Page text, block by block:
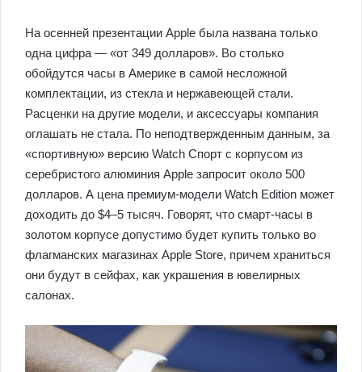
На осенней презентации Apple была названа только
одна цифра — «от 349 долларов». Во столько
обойдутся часы в Америке в самой несложной
комплектации, из стекла и нержавеющей стали.
Расценки на другие модели, и аксессуары компания
оглашать не стала. По неподтвержденным данным, за
«спортивную» версию Watch Спорт с корпусом из
серебристого алюминия Apple запросит около 500
долларов. А цена премиум-модели Watch Edition может
доходить до $4–5 тысяч. Говорят, что смарт-часы в
золотом корпусе допустимо будет купить только во
флагманских магазинах Apple Store, причем храниться
они будут в сейфах, как украшения в ювелирных
салонах.